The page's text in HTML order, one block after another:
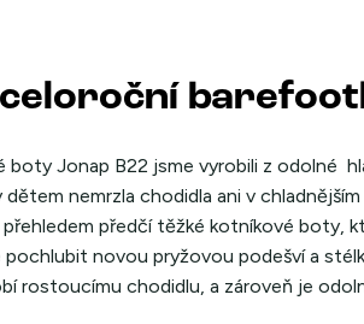
boty Jonap B22 jsme vyrobili z odolné
nemrzla chodidla ani v
předčí těžké kotníkové boty,
pochlubit novou pryžovou podešví a
rostoucímu chodidlu, a zároveň je